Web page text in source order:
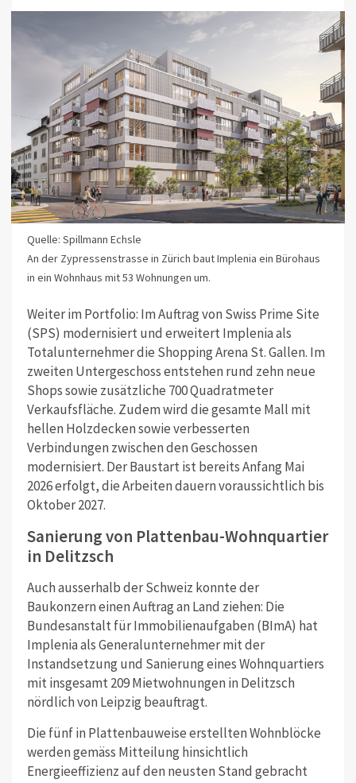
Quelle: Spillmann Echsle
An der Zypressenstrasse in Zürich baut Implenia ein Bürohaus
in ein Wohnhaus mit 53 Wohnungen um.
Weiter im Portfolio: Im Auftrag von Swiss Prime Site
(SPS) modernisiert und erweitert Implenia als
Totalunternehmer die Shopping Arena St. Gallen. Im
zweiten Untergeschoss entstehen rund zehn neue
Shops sowie zusätzliche 700 Quadratmeter
Verkaufsfläche. Zudem wird die gesamte Mall mit
hellen Holzdecken sowie verbesserten
Verbindungen zwischen den Geschossen
modernisiert. Der Baustart ist bereits Anfang Mai
2026 erfolgt, die Arbeiten dauern voraussichtlich bis
Oktober 2027.
Sanierung von Plattenbau-Wohnquartier
in Delitzsch
Auch ausserhalb der Schweiz konnte der
Baukonzern einen Auftrag an Land ziehen: Die
Bundesanstalt für Immobilienaufgaben (BImA) hat
Implenia als Generalunternehmer mit der
Instandsetzung und Sanierung eines Wohnquartiers
mit insgesamt 209 Mietwohnungen in Delitzsch
nördlich von Leipzig beauftragt.
Die fünf in Plattenbauweise erstellten Wohnblöcke
werden gemäss Mitteilung hinsichtlich
Energieeffizienz auf den neusten Stand gebracht